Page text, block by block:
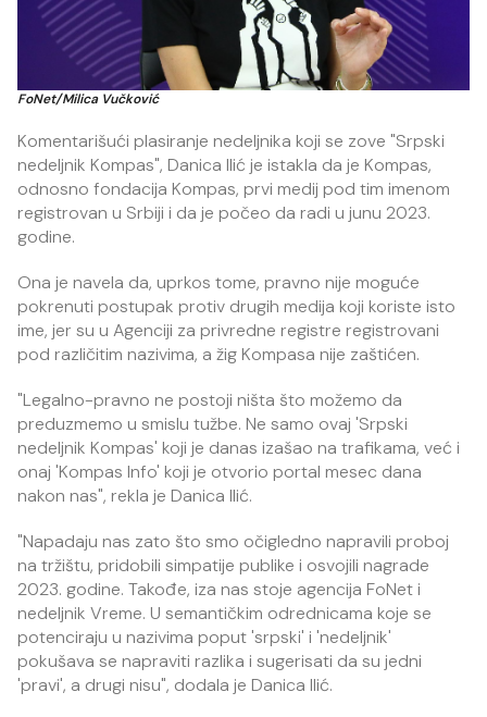
FoNet/Milica Vučković
Komentarišući plasiranje nedeljnika koji se zove "Srpski
nedeljnik Kompas", Danica Ilić je istakla da je Kompas,
odnosno fondacija Kompas, prvi medij pod tim imenom
registrovan u Srbiji i da je počeo da radi u junu 2023.
godine.
Ona je navela da, uprkos tome, pravno nije moguće
pokrenuti postupak protiv drugih medija koji koriste isto
ime, jer su u Agenciji za privredne registre registrovani
pod različitim nazivima, a žig Kompasa nije zaštićen.
"Legalno-pravno ne postoji ništa što možemo da
preduzmemo u smislu tužbe. Ne samo ovaj 'Srpski
nedeljnik Kompas' koji je danas izašao na trafikama, već i
onaj 'Kompas Info' koji je otvorio portal mesec dana
nakon nas", rekla je Danica Ilić.
"Napadaju nas zato što smo očigledno napravili proboj
na tržištu, pridobili simpatije publike i osvojili nagrade
2023. godine. Takođe, iza nas stoje agencija FoNet i
nedeljnik Vreme. U semantičkim odrednicama koje se
potenciraju u nazivima poput 'srpski' i 'nedeljnik'
pokušava se napraviti razlika i sugerisati da su jedni
'pravi', a drugi nisu", dodala je Danica Ilić.